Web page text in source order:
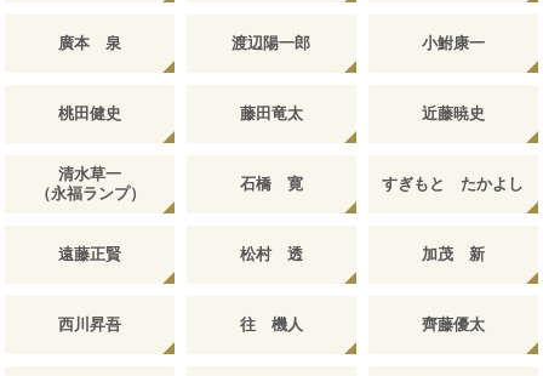
廣本 泉 渡辺陽一郎 小鮒康一
桃田健史 藤田竜太 近藤暁史
清水草一
（永福ランプ）
石橋 寛 すぎもと たかよし
遠藤正賢 松村 透 加茂 新
西川昇吾 往 機人 齊藤優太